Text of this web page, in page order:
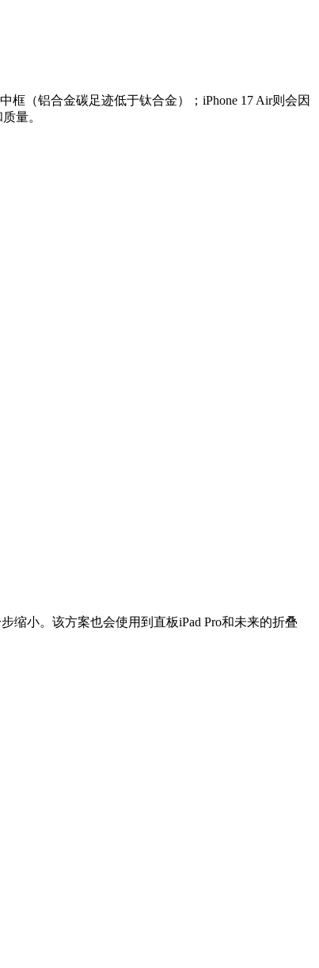
框（铝合金碳足迹低于钛合金）；iPhone 17 Air则会因
量。
缩小。该方案也会使用到直板iPad Pro和未来的折叠